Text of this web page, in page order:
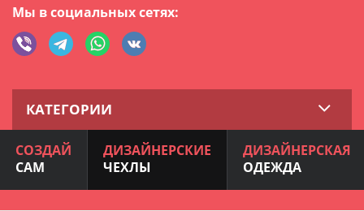
Мы в социальных сетях:
КАТЕГОРИИ
СОЗДАЙ
САМ
ДИЗАЙНЕРСКИЕ
ЧЕХЛЫ
ДИЗАЙНЕРСКАЯ
ОДЕЖДА